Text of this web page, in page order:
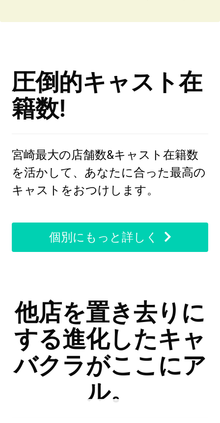
圧倒的キャスト在
籍数!
宮崎最大の店舗数&キャスト在籍数
を活かして、あなたに合った最高の
キャストをおつけします。
個別にもっと詳しく
他店を置き去りに
する進化したキャ
バクラがここにア
ル。